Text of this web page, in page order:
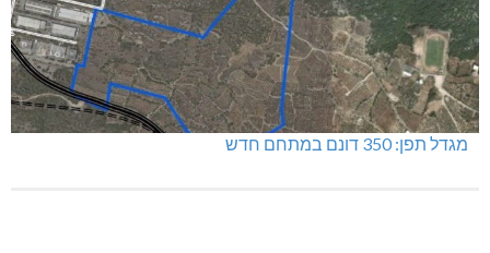
מגדל תפן: 350 דונם במתחם חדש